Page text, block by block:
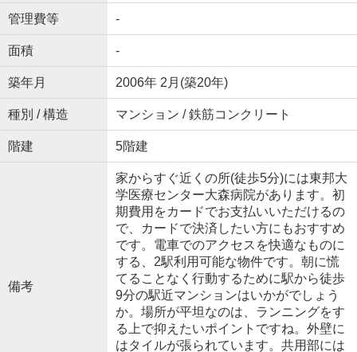
管理費等 -
面積 -
築年月 2006年 2月(築20年)
種別 / 構造 マンション / 鉄筋コンクリート
階建 5階建
備考
家からすぐ近くの所(徒歩5分)には東邦大
学医療センター大森病院があります。初
期費用をカードでお支払いいただけるの
で、カードで決済したい方にもおすすめ
です。電車でのアクセスを快適なものに
する、2駅利用可能な物件です。朝に慌
てることなく行動するために駅から徒歩
9分の駅近マンションはいかがでしょう
か。場所が平坦なのは、ランニングをす
る上で抑えたいポイントですね。外壁に
はタイルが張られています。共用部には